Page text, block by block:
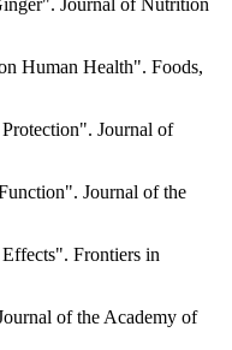
Human Health". Foods,
Journal of
Journal of the
Frontiers in
of the Academy of